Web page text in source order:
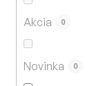
Akcia 0
Novinka 0